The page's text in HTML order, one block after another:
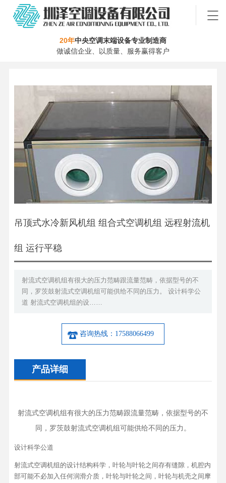
20年中央空调末端设备专业制造商
做诚信企业、以质量、服务赢得客户
吊顶式水冷新风机组 组合式空调机组 远程射流机
组 运行平稳
射流式空调机组有很大的压力范畴跟流量范畴，依据型号的不
同，罗茨鼓射流式空调机组可能供给不同的压力。 设计科学公
道 射流式空调机组的设……
咨询热线：17588066499
产品详细
射流式空调机组有很大的压力范畴跟流量范畴，依据型号的不
同，罗茨鼓射流式空调机组可能供给不同的压力。
设计科学公道
射流式空调机组的设计结构科学，叶轮与叶轮之间存有缝隙，机腔内
部可能不必加入任何润滑介质，叶轮与叶轮之间，叶轮与机壳之间摩